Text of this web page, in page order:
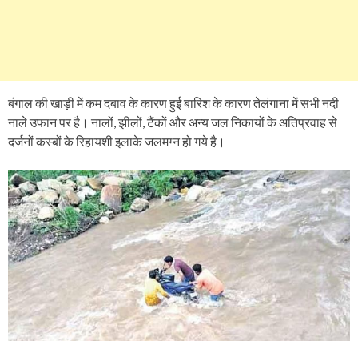
बंगाल की खाड़ी में कम दबाव के कारण हुई बारिश के कारण तेलंगाना में सभी नदी
नाले उफान पर है। नालों, झीलों, टैंकों और अन्य जल निकायों के अतिप्रवाह से
दर्जनों कस्बों के रिहायशी इलाके जलमग्न हो गये है।